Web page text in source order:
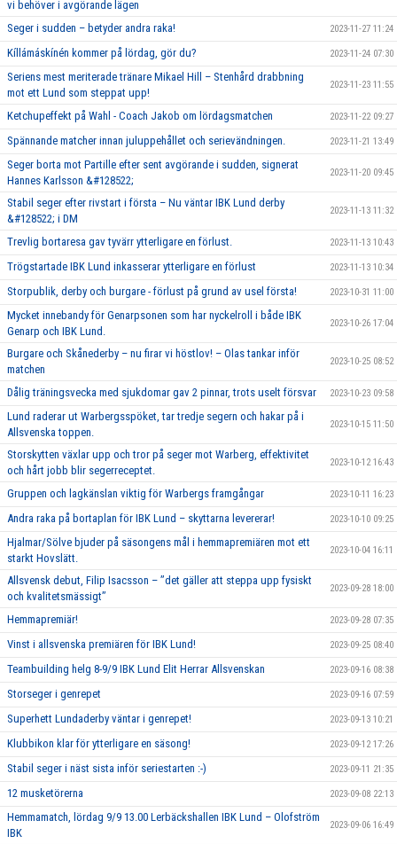
vi behöver i avgörande lägen
Seger i sudden – betyder andra raka! 2023-11-27 11:24
Kíllámáskínén kommer på lördag, gör du? 2023-11-24 07:30
Seriens mest meriterade tränare Mikael Hill – Stenhård drabbning
mot ett Lund som steppat upp!
2023-11-23 11:55
Ketchupeffekt på Wahl - Coach Jakob om lördagsmatchen 2023-11-22 09:27
Spännande matcher innan juluppehållet och serievändningen. 2023-11-21 13:49
Seger borta mot Partille efter sent avgörande i sudden, signerat
Hannes Karlsson &#128522;
2023-11-20 09:45
Stabil seger efter rivstart i första – Nu väntar IBK Lund derby
&#128522; i DM
2023-11-13 11:32
Trevlig bortaresa gav tyvärr ytterligare en förlust. 2023-11-13 10:43
Trögstartade IBK Lund inkasserar ytterligare en förlust 2023-11-13 10:34
Storpublik, derby och burgare - förlust på grund av usel första! 2023-10-31 11:00
Mycket innebandy för Genarpsonen som har nyckelroll i både IBK
Genarp och IBK Lund.
2023-10-26 17:04
Burgare och Skånederby – nu firar vi höstlov! – Olas tankar inför
matchen
2023-10-25 08:52
Dålig träningsvecka med sjukdomar gav 2 pinnar, trots uselt försvar 2023-10-23 09:58
Lund raderar ut Warbergsspöket, tar tredje segern och hakar på i
Allsvenska toppen.
2023-10-15 11:50
Storskytten växlar upp och tror på seger mot Warberg, effektivitet
och hårt jobb blir segerreceptet.
2023-10-12 16:43
Gruppen och lagkänslan viktig för Warbergs framgångar 2023-10-11 16:23
Andra raka på bortaplan för IBK Lund – skyttarna levererar! 2023-10-10 09:25
Hjalmar/Sölve bjuder på säsongens mål i hemmapremiären mot ett
starkt Hovslätt.
2023-10-04 16:11
Allsvensk debut, Filip Isacsson – ’’det gäller att steppa upp fysiskt
och kvalitetsmässigt’’
2023-09-28 18:00
Hemmapremiär! 2023-09-28 07:35
Vinst i allsvenska premiären för IBK Lund! 2023-09-25 08:40
Teambuilding helg 8-9/9 IBK Lund Elit Herrar Allsvenskan 2023-09-16 08:38
Storseger i genrepet 2023-09-16 07:59
Superhett Lundaderby väntar i genrepet! 2023-09-13 10:21
Klubbikon klar för ytterligare en säsong! 2023-09-12 17:26
Stabil seger i näst sista inför seriestarten :-) 2023-09-11 21:35
12 musketörerna 2023-09-08 22:13
Hemmamatch, lördag 9/9 13.00 Lerbäckshallen IBK Lund – Olofström
IBK
2023-09-06 16:49